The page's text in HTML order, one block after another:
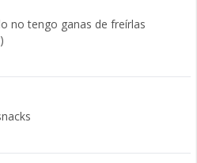
no tengo ganas de freírlas